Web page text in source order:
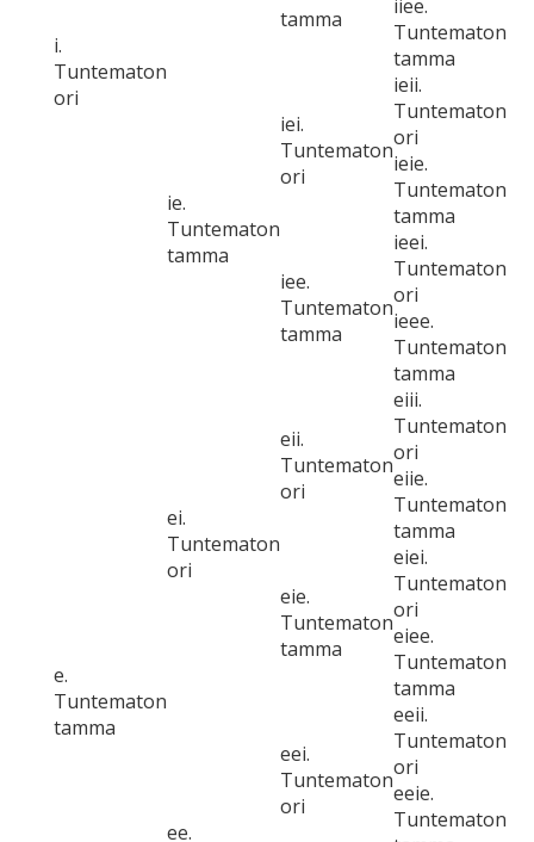
i.
Tuntematon
ori
tamma
iiee.
Tuntematon
tamma
ie.
Tuntematon
tamma
iei.
Tuntematon
ori
ieii.
Tuntematon
ori
ieie.
Tuntematon
tamma
iee.
Tuntematon
tamma
ieei.
Tuntematon
ori
ieee.
Tuntematon
tamma
e.
Tuntematon
tamma
ei.
Tuntematon
ori
eii.
Tuntematon
ori
eiii.
Tuntematon
ori
eiie.
Tuntematon
tamma
eie.
Tuntematon
tamma
eiei.
Tuntematon
ori
eiee.
Tuntematon
tamma
ee.
eei.
Tuntematon
ori
eeii.
Tuntematon
ori
eeie.
Tuntematon